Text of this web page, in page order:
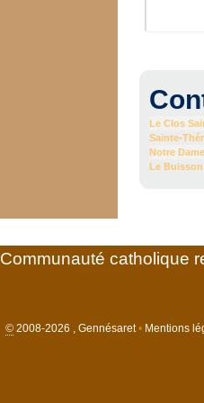
Le Clos
Sainte-
Notre
Le
Communauté catholique
©2008-2026 , Gennésaret •Mentions